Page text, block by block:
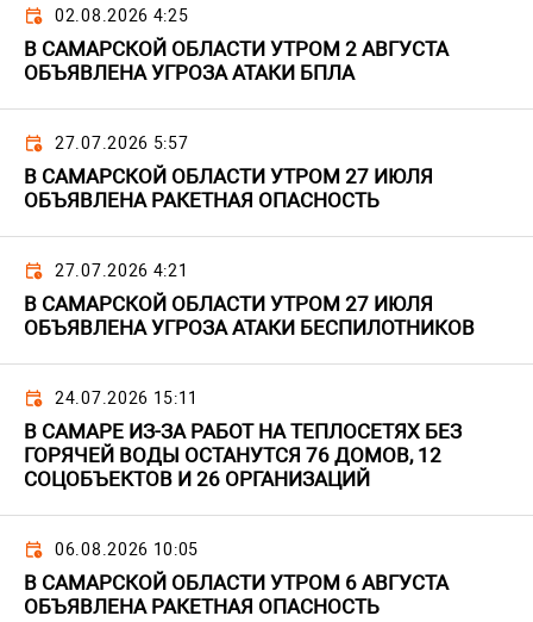
02.08.2026 4:25
В САМАРСКОЙ ОБЛАСТИ УТРОМ 2 АВГУСТА
ОБЪЯВЛЕНА УГРОЗА АТАКИ БПЛА
27.07.2026 5:57
В САМАРСКОЙ ОБЛАСТИ УТРОМ 27 ИЮЛЯ
ОБЪЯВЛЕНА РАКЕТНАЯ ОПАСНОСТЬ
27.07.2026 4:21
В САМАРСКОЙ ОБЛАСТИ УТРОМ 27 ИЮЛЯ
ОБЪЯВЛЕНА УГРОЗА АТАКИ БЕСПИЛОТНИКОВ
24.07.2026 15:11
В САМАРЕ ИЗ-ЗА РАБОТ НА ТЕПЛОСЕТЯХ БЕЗ
ГОРЯЧЕЙ ВОДЫ ОСТАНУТСЯ 76 ДОМОВ, 12
СОЦОБЪЕКТОВ И 26 ОРГАНИЗАЦИЙ
06.08.2026 10:05
В САМАРСКОЙ ОБЛАСТИ УТРОМ 6 АВГУСТА
ОБЪЯВЛЕНА РАКЕТНАЯ ОПАСНОСТЬ